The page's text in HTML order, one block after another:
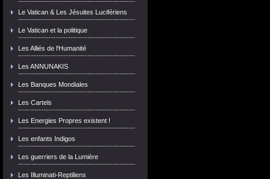
Le Vatican & Les Jésuites Lucifériens
Le Vatican et la politique
Les Alliés de l'Humanité
Les ANNUNAKIS
Les Banques Mondiales
Les Cartels
Les Energies Propres existent !
Les enfants Indigos
Les guerriers de la Lumière
Les Illuminati-Reptiliens